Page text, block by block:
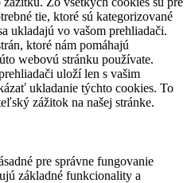
tie, ktoré sú kategorizované
ukladajú vo vašom prehliadači.
ktoré nám pomáhajú
webovú stránku používate.
uloží len s vašim
ukladanie týchto cookies. To
zážitok na našej stránke.
pre správne fungovanie
základné funkcionality a